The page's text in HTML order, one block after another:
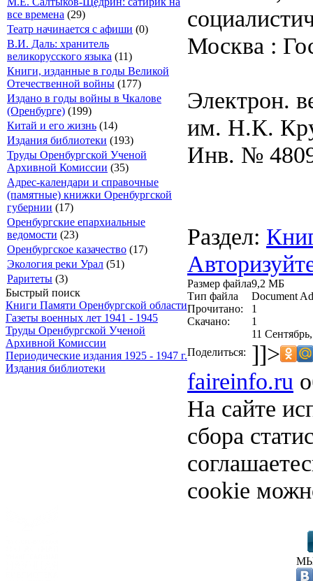
все времена (29)
Театр начинается с афиши (0)
В.И. Даль: хранитель
великорусского языка (11)
Книги, изданные в годы Великой
Отечественной войны (177)
Издано в годы войны в Чкалове
(Оренбурге) (199)
Китай и его жизнь (14)
Издания библиотеки (193)
Труды Оренбургской Ученой
Архивной Комиссии (35)
Адрес-календари и справочные
(памятные) книжки Оренбургской
губернии (17)
Оренбургские епархиальные
ведомости (23)
Оренбургское казачество (17)
Экология реки Урал (51)
Раритеты (3)
Быстрый поиск
Книги Памяти Оренбургской области
Газеты военных лет 1941 - 1945
Труды Оренбургской Ученой
Архивной Комиссии
Периодические издания 1925 - 1947 г.
Издания библиотеки
Москва :
Электрон.
им. Н.К.
Инв. №
Раздел:
Размер файла9,2 МБ
Тип файла
Document
Прочитано:
1
Скачано:
1
11
Поделиться: ]]>
faireinfo.ru
На сайте
сбора
cookie